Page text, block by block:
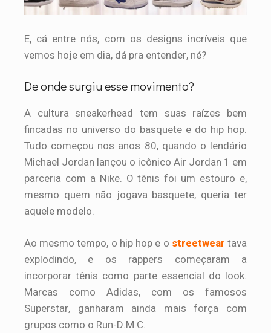
E, cá entre nós, com os designs incríveis que
vemos hoje em dia, dá pra entender, né?
De onde surgiu esse movimento?
A cultura sneakerhead tem suas raízes bem
fincadas no universo do basquete e do hip hop.
Tudo começou nos anos 80, quando o lendário
Michael Jordan lançou o icônico Air Jordan 1 em
parceria com a Nike. O tênis foi um estouro e,
mesmo quem não jogava basquete, queria ter
aquele modelo.
Ao mesmo tempo, o hip hop e o streetwear tava
explodindo, e os rappers começaram a
incorporar tênis como parte essencial do look.
Marcas como Adidas, com os famosos
Superstar, ganharam ainda mais força com
grupos como o Run-D.M.C.